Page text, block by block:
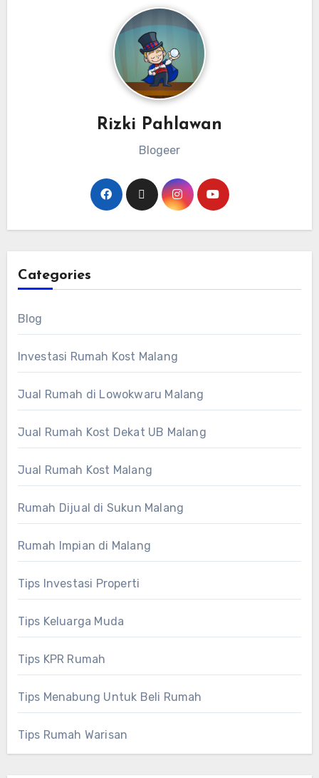
Rizki Pahlawan
Blogeer
Categories
Blog
Investasi Rumah Kost Malang
Jual Rumah di Lowokwaru Malang
Jual Rumah Kost Dekat UB Malang
Jual Rumah Kost Malang
Rumah Dijual di Sukun Malang
Rumah Impian di Malang
Tips Investasi Properti
Tips Keluarga Muda
Tips KPR Rumah
Tips Menabung Untuk Beli Rumah
Tips Rumah Warisan